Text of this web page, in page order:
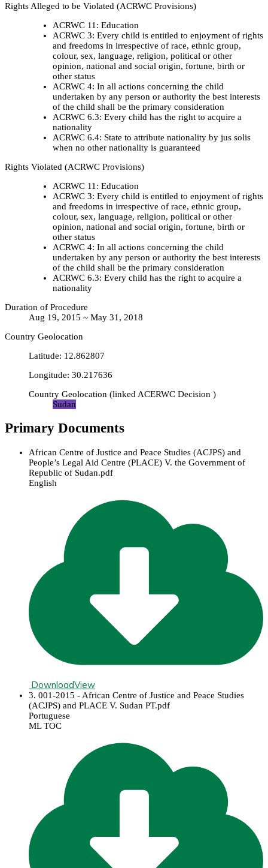
Rights Alleged to be Violated (ACRWC Provisions)
ACRWC 11: Education
ACRWC 3: Every child is entitled to enjoyment of rights
and freedoms in irrespective of race, ethnic group,
colour, sex, language, religion, political or other
opinion, national and social origin, fortune, birth or
other status
ACRWC 4: In all actions concerning the child
undertaken by any person or authority the best interests
of the child shall be the primary consideration
ACRWC 6.3: Every child has the right to acquire a
nationality
ACRWC 6.4: State to attribute nationality by jus solis
when no other nationality is guaranteed
Rights Violated (ACRWC Provisions)
ACRWC 11: Education
ACRWC 3: Every child is entitled to enjoyment of rights
and freedoms in irrespective of race, ethnic group,
colour, sex, language, religion, political or other
opinion, national and social origin, fortune, birth or
other status
ACRWC 4: In all actions concerning the child
undertaken by any person or authority the best interests
of the child shall be the primary consideration
ACRWC 6.3: Every child has the right to acquire a
nationality
Duration of Procedure
Aug 19, 2015 ~ May 31, 2018
Country Geolocation
Latitude: 12.862807
Longitude: 30.217636
Country Geolocation (linked ACERWC Decision )
Sudan
Primary Documents
African Centre of Justice and Peace Studies (ACJPS) and
People’s Legal Aid Centre (PLACE) V. the Government of
Republic of Sudan.pdf
English
DownloadView
3. 001-2015 - African Centre of Justice and Peace Studies
(ACJPS) and PLACE V. Sudan PT.pdf
Portuguese
ML TOC